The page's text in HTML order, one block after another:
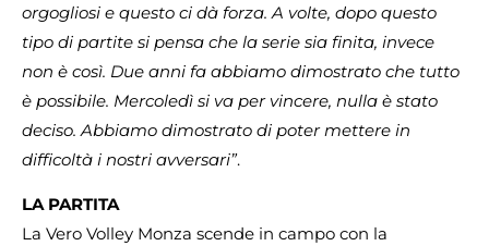
orgogliosi e questo ci dà forza. A volte, dopo questo
tipo di partite si pensa che la serie sia finita, invece
non è così. Due anni fa abbiamo dimostrato che tutto
è possibile. Mercoledì si va per vincere, nulla è stato
deciso. Abbiamo dimostrato di poter mettere in
difficoltà i nostri avversari”.
LA PARTITA
La Vero Volley Monza scende in campo con la